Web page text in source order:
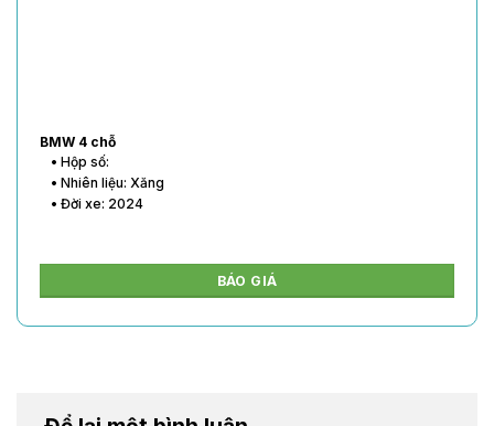
BMW 4 chỗ
• Hộp số:
• Nhiên liệu: Xăng
• Đời xe: 2024
BÁO GIÁ